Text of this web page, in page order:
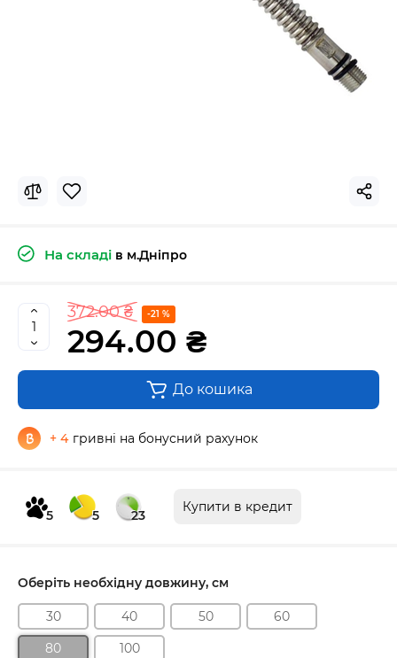
На складі в м.Дніпро
372.00 ₴ -21 %
294.00 ₴
До кошика
+ 4 гривні на бонусний рахунок
5 5 23
Купити в кредит
Оберіть необхідну довжину, см
30 40 50
60
80
100